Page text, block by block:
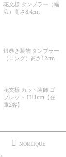
花文様 タンブラー（幅
広）高さ8.4cm
銀巻き装飾 タンブラー
（ロング）高さ12cm
花文様 カット装飾 ゴ
ブレット H11cm【在
庫2客】
NORDIQUE